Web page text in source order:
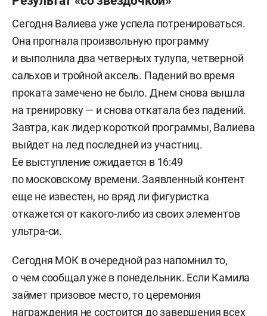
Сегодня Валиева уже успела потренироваться.
Она прогнала произвольную программу
и выполнила два четверных тулупа, четверной
сальхов и тройной аксель. Падений во время
проката замечено не было. Днем снова вышла
на тренировку — и снова откатала без падений.
Завтра, как лидер короткой программы, Валиева
выйдет на лед последней из участниц.
Ее выступление ожидается в 16:49
по московскому времени. Заявленный контент
еще не известен, но вряд ли фигуристка
откажется от какого-либо из своих элементов
ультра-си.
Сегодня МОК в очередной раз напомнил то,
о чем сообщал уже в понедельник. Если Камила
займет призовое место, то церемония
награждения не состоится до завершения всех